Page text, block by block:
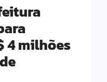
4 milhões